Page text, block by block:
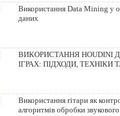
Використання Data Mining у
даних
ВИКОРИСТАННЯ HOUDINI
ІГРАХ: ПІДХОДИ, ТЕХНІКИ
Використання гітари як
алгоритмів обробки